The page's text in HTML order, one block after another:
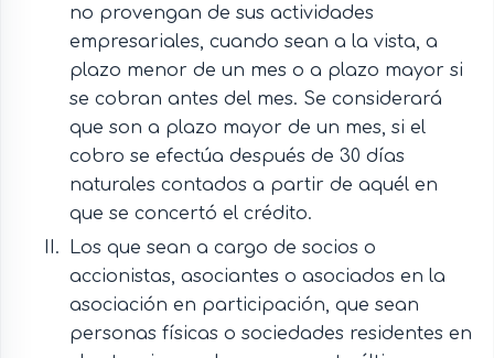
no provengan de sus actividades
empresariales, cuando sean a la vista, a
plazo menor de un mes o a plazo mayor si
se cobran antes del mes. Se considerará
que son a plazo mayor de un mes, si el
cobro se efectúa después de 30 días
naturales contados a partir de aquél en
que se concertó el crédito.
Los que sean a cargo de socios o
accionistas, asociantes o asociados en la
asociación en participación, que sean
personas físicas o sociedades residentes en